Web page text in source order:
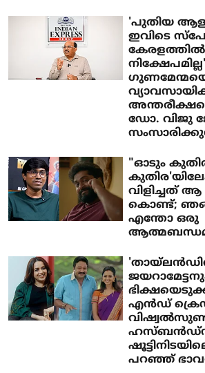
'പുതിയ
ഇവിടെ
കേരളത്തിൽ
ഡോ. വിജു
"ഓടും
വിളിച്ചത് ആ
കൊണ്ട്;
എന്തോ ഒരു
എൻഡ്
പറഞ്ഞ്